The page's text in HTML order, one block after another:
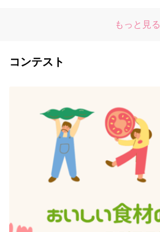
もっと見る
コンテスト